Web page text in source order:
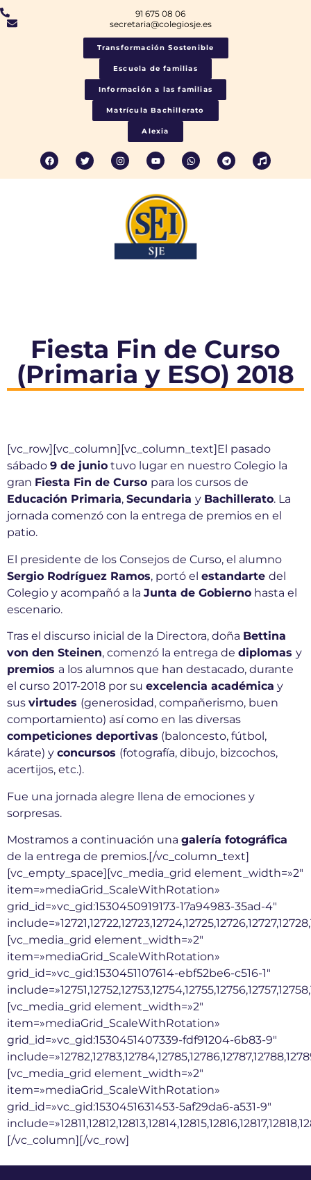
91 675 08 06
secretaria@colegiosje.es
Transformación Sostenible
Escuela de familias
Información a las familias
Matrícula Bachillerato
Alexia
Fiesta Fin de Curso
(Primaria y ESO) 2018
[vc_row][vc_column][vc_column_text]El pasado
sábado 9 de junio tuvo lugar en nuestro Colegio la
gran Fiesta Fin de Curso para los cursos de
Educación Primaria, Secundaria y Bachillerato. La
jornada comenzó con la entrega de premios en el
patio.
El presidente de los Consejos de Curso, el alumno
Sergio Rodríguez Ramos, portó el estandarte del
Colegio y acompañó a la Junta de Gobierno hasta el
escenario.
Tras el discurso inicial de la Directora, doña Bettina
von den Steinen, comenzó la entrega de diplomas y
premios a los alumnos que han destacado, durante
el curso 2017-2018 por su excelencia académica y
sus virtudes (generosidad, compañerismo, buen
comportamiento) así como en las diversas
competiciones deportivas (baloncesto, fútbol,
kárate) y concursos (fotografía, dibujo, bizcochos,
acertijos, etc.).
Fue una jornada alegre llena de emociones y
sorpresas.
Mostramos a continuación una galería fotográfica
de la entrega de premios.[/vc_column_text]
[vc_empty_space][vc_media_grid element_width=»2″
item=»mediaGrid_ScaleWithRotation»
grid_id=»vc_gid:1530450919173-17a94983-35ad-4″
[vc_media_grid element_width=»2″
item=»mediaGrid_ScaleWithRotation»
grid_id=»vc_gid:1530451107614-ebf52be6-c516-1″
[vc_media_grid element_width=»2″
item=»mediaGrid_ScaleWithRotation»
grid_id=»vc_gid:1530451407339-fdf91204-6b83-9″
[vc_media_grid element_width=»2″
item=»mediaGrid_ScaleWithRotation»
grid_id=»vc_gid:1530451631453-5af29da6-a531-9″
[/vc_column][/vc_row]